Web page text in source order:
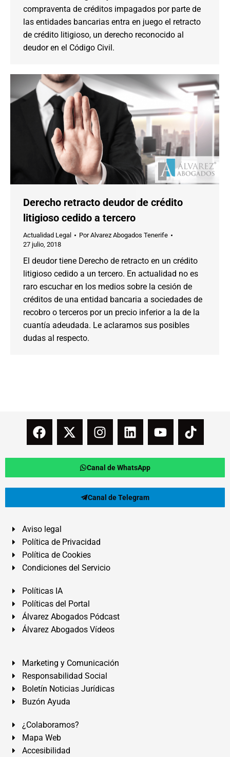
compraventa de créditos impagados por parte de
las entidades bancarias entra en juego el retracto
de crédito litigioso, un derecho reconocido al
deudor en el Código Civil.
Derecho retracto deudor de crédito
litigioso cedido a tercero
Actualidad Legal PorAlvarez Abogados Tenerife
27 julio, 2018
El deudor tiene Derecho de retracto en un crédito
litigioso cedido a un tercero. En actualidad no es
raro escuchar en los medios sobre la cesión de
créditos de una entidad bancaria a sociedades de
recobro o terceros por un precio inferior a la de la
cuantía adeudada. Le aclaramos sus posibles
dudas al respecto.
Canal de WhatsApp
Canal de Telegram
Aviso legal
Política de Privacidad
Política de Cookies
Condiciones del Servicio
Políticas IA
Políticas del Portal
Álvarez Abogados Pódcast
Álvarez Abogados Vídeos
Marketing y Comunicación
Responsabilidad Social
Boletín Noticias Jurídicas
Buzón Ayuda
¿Colaboramos?
Mapa Web
Accesibilidad